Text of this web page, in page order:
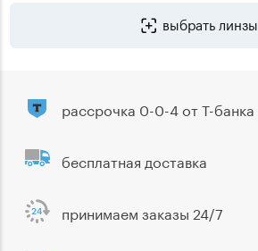
выбрать линзы
рассрочка 0-0-4 от Т-банка
бесплатная доставка
принимаем заказы 24/7